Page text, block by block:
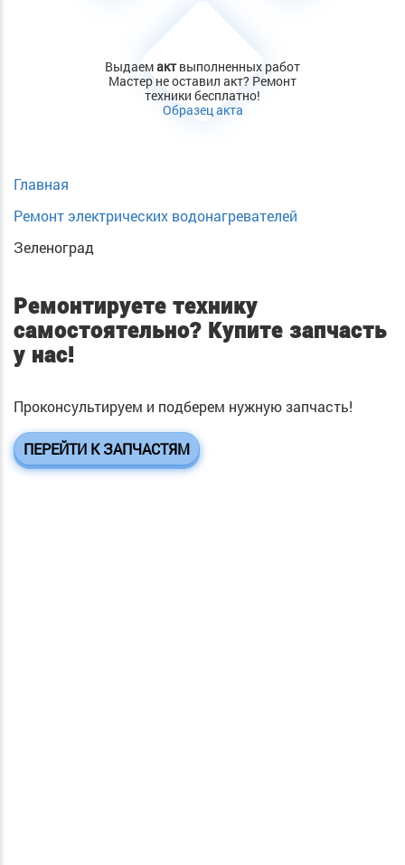
Выдаемактвыполненных работ
Мастер не оставил акт? Ремонт
техники бесплатно!
Образец акта
Главная
Ремонт электрических водонагревателей
Зеленоград
Ремонтируете технику
самостоятельно? Купите запчасть
у нас!
Проконсультируем и подберем нужную запчасть!
ПЕРЕЙТИ К ЗАПЧАСТЯМ